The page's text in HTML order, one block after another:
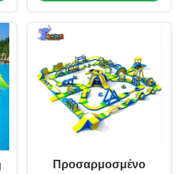
Προσαρμοσμένο